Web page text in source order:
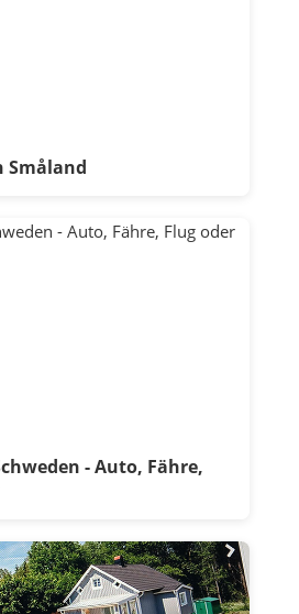
- Auto, Fähre,